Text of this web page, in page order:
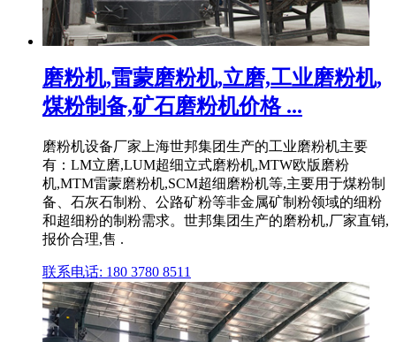
磨粉机,雷蒙磨粉机,立磨,工业磨粉机,
煤粉制备,矿石磨粉机价格 ...
磨粉机设备厂家上海世邦集团生产的工业磨粉机主要
有：LM立磨,LUM超细立式磨粉机,MTW欧版磨粉
机,MTM雷蒙磨粉机,SCM超细磨粉机等,主要用于煤粉制
备、石灰石制粉、公路矿粉等非金属矿制粉领域的细粉
和超细粉的制粉需求。世邦集团生产的磨粉机,厂家直销,
报价合理,售 .
联系电话: 180 3780 8511